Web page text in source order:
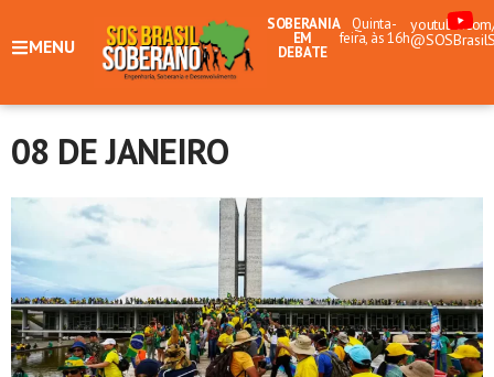
MENU
SOBERANIA
EM
DEBATE
Quinta-
feira, às 16h
08 DE JANEIRO